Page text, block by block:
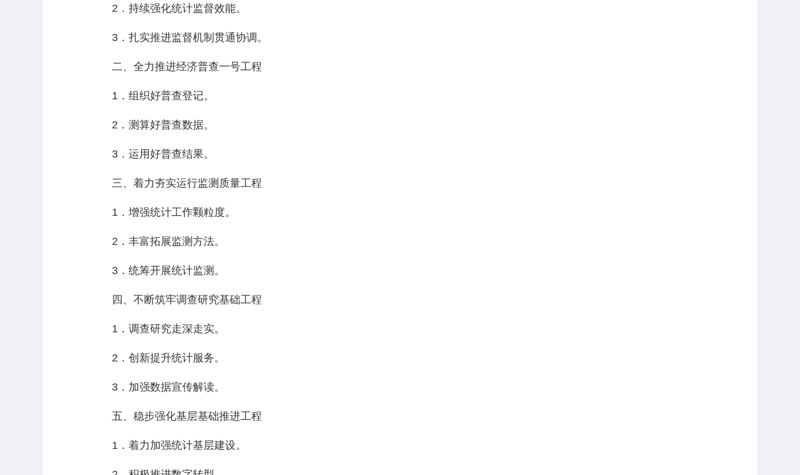
2．持续强化统计监督效能。
3．扎实推进监督机制贯通协调。
二、全力推进经济普查一号工程
1．组织好普查登记。
2．测算好普查数据。
3．运用好普查结果。
三、着力夯实运行监测质量工程
1．增强统计工作颗粒度。
2．丰富拓展监测方法。
3．统筹开展统计监测。
四、不断筑牢调查研究基础工程
1．调查研究走深走实。
2．创新提升统计服务。
3．加强数据宣传解读。
五、稳步强化基层基础推进工程
1．着力加强统计基层建设。